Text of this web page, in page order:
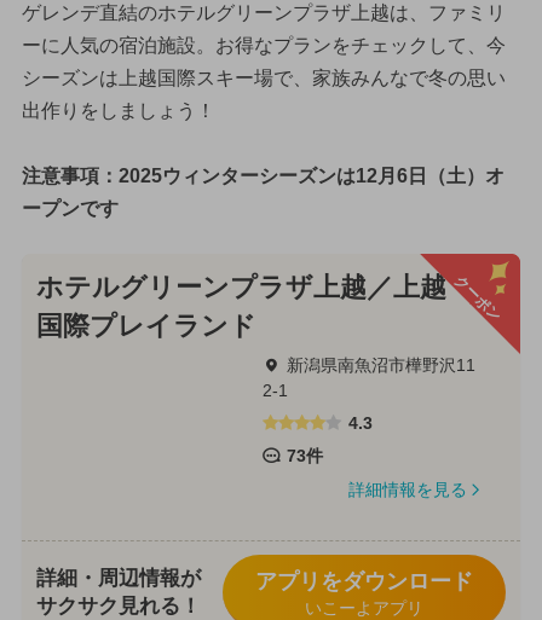
ゲレンデ直結のホテルグリーンプラザ上越は、ファミリ
ーに人気の宿泊施設。お得なプランをチェックして、今
シーズンは上越国際スキー場で、家族みんなで冬の思い
出作りをしましょう！
注意事項：2025ウィンターシーズンは12月6日（土）オ
ープンです
クーポン
ホテルグリーンプラザ上越／上越
国際プレイランド
新潟県南魚沼市樺野沢11
2-1
4.3
73件
詳細情報を見る
詳細・周辺情報が
サクサク見れる！
アプリをダウンロード
いこーよアプリ